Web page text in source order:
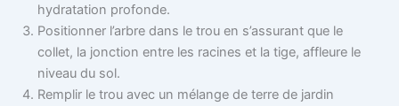
hydratation profonde.
Positionner l’arbre dans le trou en s’assurant que le
collet, la jonction entre les racines et la tige, affleure le
niveau du sol.
Remplir le trou avec un mélange de terre de jardin